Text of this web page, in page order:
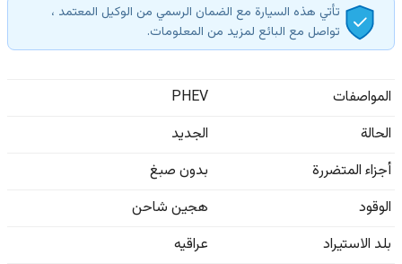
تأتي هذه السيارة مع الضمان الرسمي من الوكيل المعتمد ،
تواصل مع البائع لمزيد من المعلومات.
المواصفات
PHEV
الحالة
الجديد
أجزاء المتضررة
بدون صبغ
الوقود
هجين شاحن
بلد الاستيراد
عراقيه